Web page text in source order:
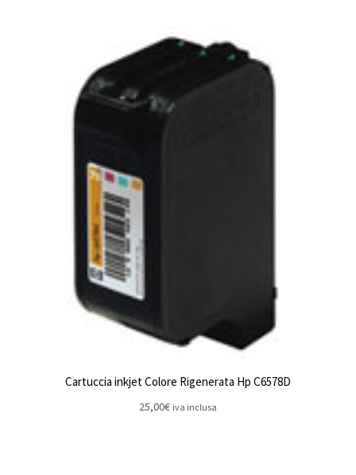
Cartuccia inkjet Colore Rigenerata Hp C6578D
25,00€ iva inclusa